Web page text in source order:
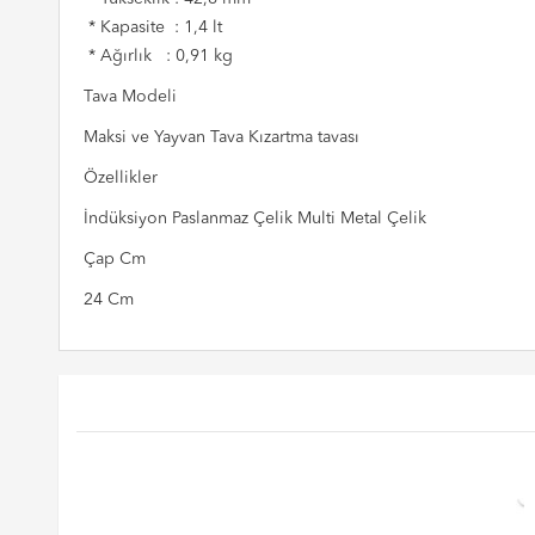
* Kapasite : 1,4 lt
* Ağırlık : 0,91 kg
Tava Modeli
Maksi ve Yayvan Tava Kızartma tavası
Özellikler
İndüksiyon Paslanmaz Çelik Multi Metal Çelik
Çap Cm
24 Cm